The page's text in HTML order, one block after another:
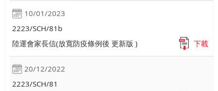
10/01/2023
2223/SCH/81b
陸運會家長信(放寬防疫條例後 更新版 )
下載
20/12/2022
2223/SCH/81